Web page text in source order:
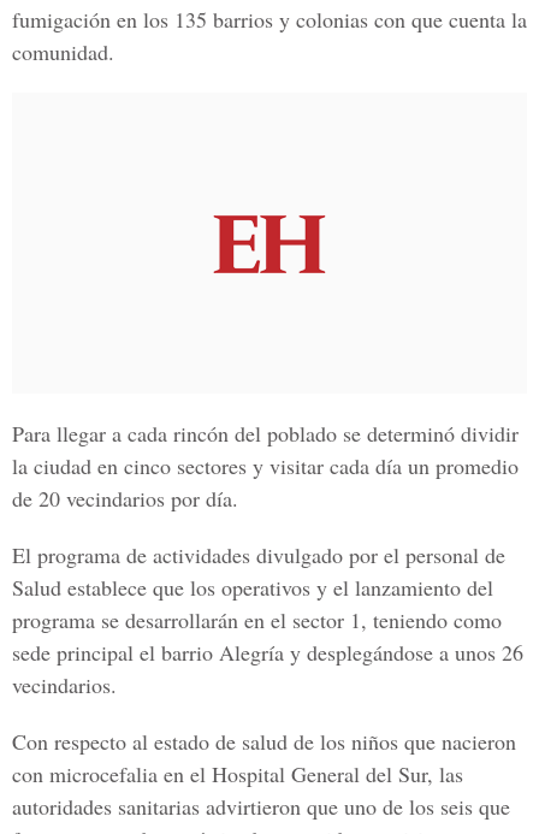
fumigación en los 135 barrios y colonias con que cuenta la
comunidad.
Para llegar a cada rincón del poblado se determinó dividir
la ciudad en cinco sectores y visitar cada día un promedio
de 20 vecindarios por día.
El programa de actividades divulgado por el personal de
Salud establece que los operativos y el lanzamiento del
programa se desarrollarán en el sector 1, teniendo como
sede principal el barrio Alegría y desplegándose a unos 26
vecindarios.
Con respecto al estado de salud de los niños que nacieron
con microcefalia en el Hospital General del Sur, las
autoridades sanitarias advirtieron que uno de los seis que